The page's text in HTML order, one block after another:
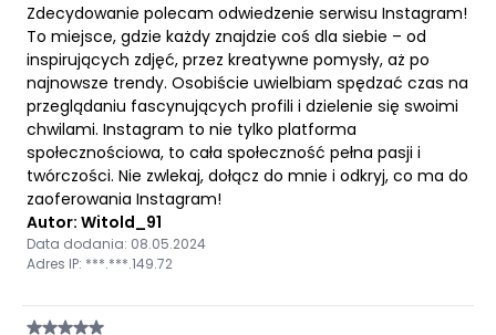
Zdecydowanie polecam odwiedzenie serwisu Instagram!
To miejsce, gdzie każdy znajdzie coś dla siebie – od
inspirujących zdjęć, przez kreatywne pomysły, aż po
najnowsze trendy. Osobiście uwielbiam spędzać czas na
przeglądaniu fascynujących profili i dzielenie się swoimi
chwilami. Instagram to nie tylko platforma
społecznościowa, to cała społeczność pełna pasji i
twórczości. Nie zwlekaj, dołącz do mnie i odkryj, co ma do
zaoferowania Instagram!
Autor: Witold_91
Data dodania: 08.05.2024
Adres IP: ***.***.149.72